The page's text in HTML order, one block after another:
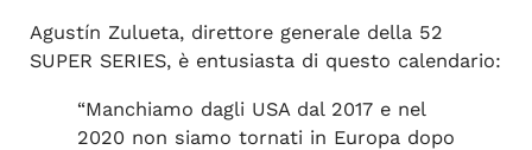
Agustín Zulueta, direttore generale della 52
SUPER SERIES, è entusiasta di questo calendario:
“Manchiamo dagli USA dal 2017 e nel
2020 non siamo tornati in Europa dopo